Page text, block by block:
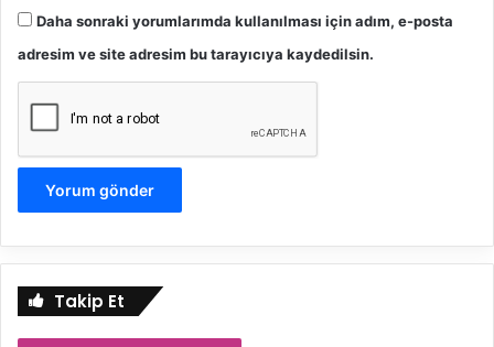
Daha sonraki yorumlarımda kullanılması için adım, e-posta
adresim ve site adresim bu tarayıcıya kaydedilsin.
Takip Et